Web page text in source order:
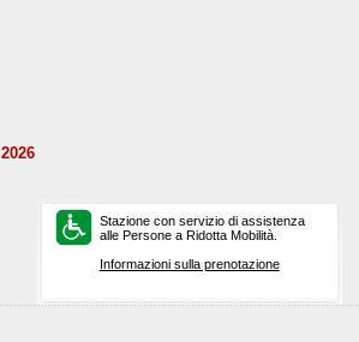
Stazione con servizio di assistenza
alle Persone a Ridotta Mobilità.
Informazioni sulla prenotazione